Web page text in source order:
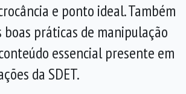
e ponto ideal. Também
boas práticas de manipulação
essencial presente em
da SDET.